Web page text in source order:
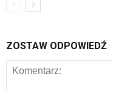
ZOSTAW ODPOWIEDŹ